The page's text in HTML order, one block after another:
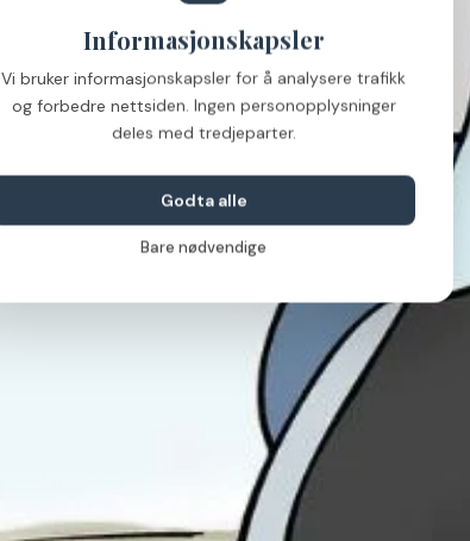
Informasjonskapsler
Vi bruker informasjonskapsler for å analysere trafikk
og forbedre nettsiden. Ingen personopplysninger
deles med tredjeparter.
Godta alle
Bare nødvendige